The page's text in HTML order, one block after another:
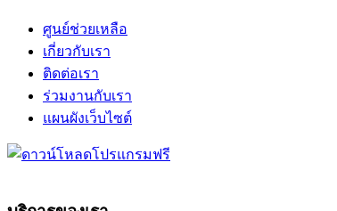
ศูนย์ช่วยเหลือ
เกี่ยวกับเรา
ติดต่อเรา
ร่วมงานกับเรา
แผนผังเว็บไซต์